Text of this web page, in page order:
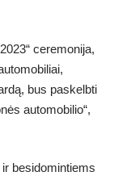
ceremonija,
bus paskelbti
automobilio“,
besidomintiems